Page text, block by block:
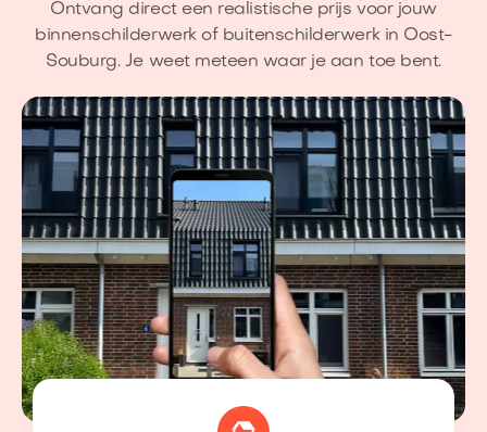
Ontvang direct een realistische prijs voor jouw
binnenschilderwerk of buitenschilderwerk in Oost-
Souburg. Je weet meteen waar je aan toe bent.